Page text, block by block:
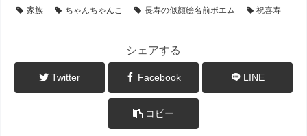
家族 ちゃんちゃんこ 長寿の似顔絵名前ポエム 祝喜寿
シェアする
Twitter Facebook LINE
コピー